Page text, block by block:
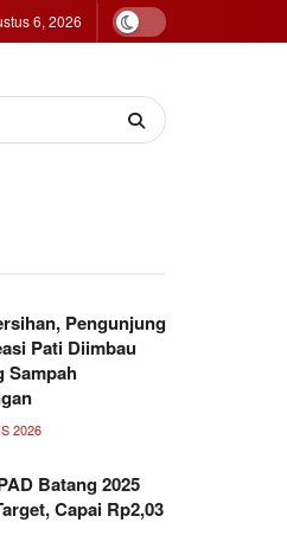
6, 2026
Pengunjung
Pati Diimbau
Sampah
2026
Batang 2025
Capai Rp2,03